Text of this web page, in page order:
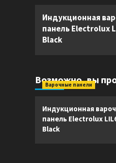
Индукционная
панель Electrolux
Black
Возможно, вы
Варочные панели
Индукционная
панель Electrolux
Black